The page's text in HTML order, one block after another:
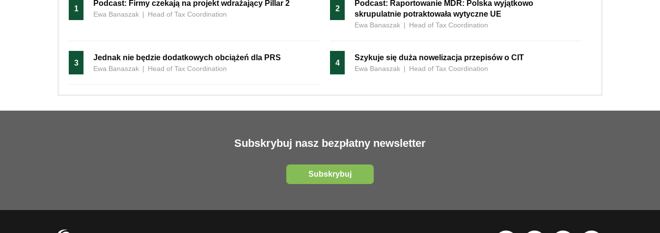
1
Podcast: Firmy czekają na projekt wdrażający Pillar 2
Ewa Banaszak | Head of Tax Coordination
2
Podcast: Raportowanie MDR: Polska wyjątkowo
skrupulatnie potraktowała wytyczne UE
Ewa Banaszak | Head of Tax Coordination
3
Jednak nie będzie dodatkowych obciążeń dla PRS
Ewa Banaszak | Head of Tax Coordination
4
Szykuje się duża nowelizacja przepisów o CIT
Ewa Banaszak | Head of Tax Coordination
Subskrybuj nasz bezpłatny newsletter
Subskrybuj